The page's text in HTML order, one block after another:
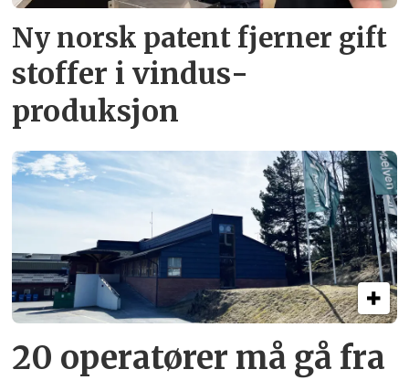
Ny norsk patent fjerner gift­
stoffer i vindus­
produksjon
20 operatører må gå fra